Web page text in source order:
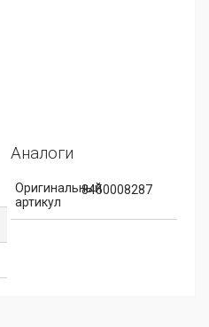
Аналоги
Оригинальный
артикул
8450008287